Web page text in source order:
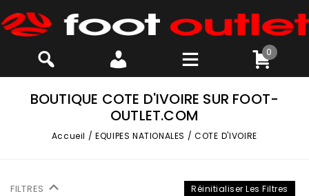
0
BOUTIQUE COTE D'IVOIRE SUR FOOT-
OUTLET.COM
Accueil /EQUIPES NATIONALES /COTE D'IVOIRE
FILTRES Réinitialiser Les Filtres